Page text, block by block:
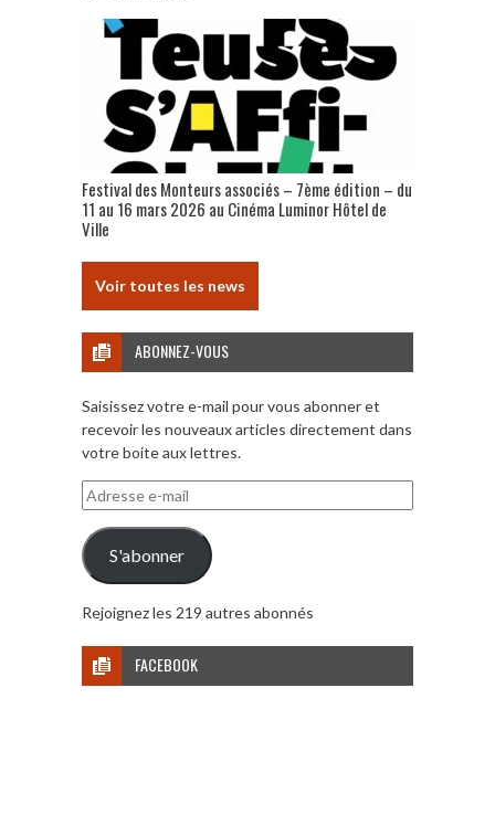
Festival des Monteurs associés – 7ème édition – du
11 au 16 mars 2026 au Cinéma Luminor Hôtel de
Ville
Voir toutes les news
ABONNEZ-VOUS
Saisissez votre e-mail pour vous abonner et
recevoir les nouveaux articles directement dans
votre boite aux lettres.
Adresse
e-
mail
S'abonner
Rejoignez les 219 autres abonnés
FACEBOOK